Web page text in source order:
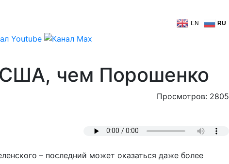
EN RU
чем Порошенко
Просмотров: 2805
– последний может оказаться даже более